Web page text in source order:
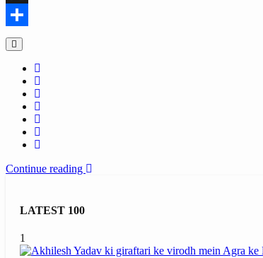
X
Share
Continue reading
LATEST 100
1